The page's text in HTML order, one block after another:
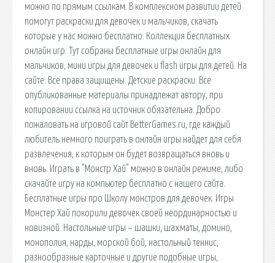
можно по прямым ссылкам. В комплексном развитии детей
помогут раскраски для девочек и мальчиков, скачать
которые у нас можно бесплатно. Коллекция бесплатных
онлайн игр. Тут собраны бесплатные игры онлайн для
мальчиков, мини игры для девочек и flash игры для детей. На
сайте. Все права защищены. Детские раскраски. Все
опубликованные материалы принадлежат автору, при
копировании ссылка на источник обязательна. Добро
пожаловать на игровой сайт BetterGames.ru, где каждый
любитель немного поиграть в онлайн игры найдет для себя
развлечения, к которым он будет возвращаться вновь и
вновь. Играть в "Монстр Хай" можно в онлайн режиме, либо
скачайте игру на компьютер бесплатно с нашего сайта.
Бесплатные игры про Школу монстров для девочек. Игры
Монстер Хай покорили девочек своей неординарностью и
новизной. Настольные игры – шашки, шахматы, домино,
монополия, нарды, морской бой, настольный теннис,
разнообразные карточные и другие подобные игры,